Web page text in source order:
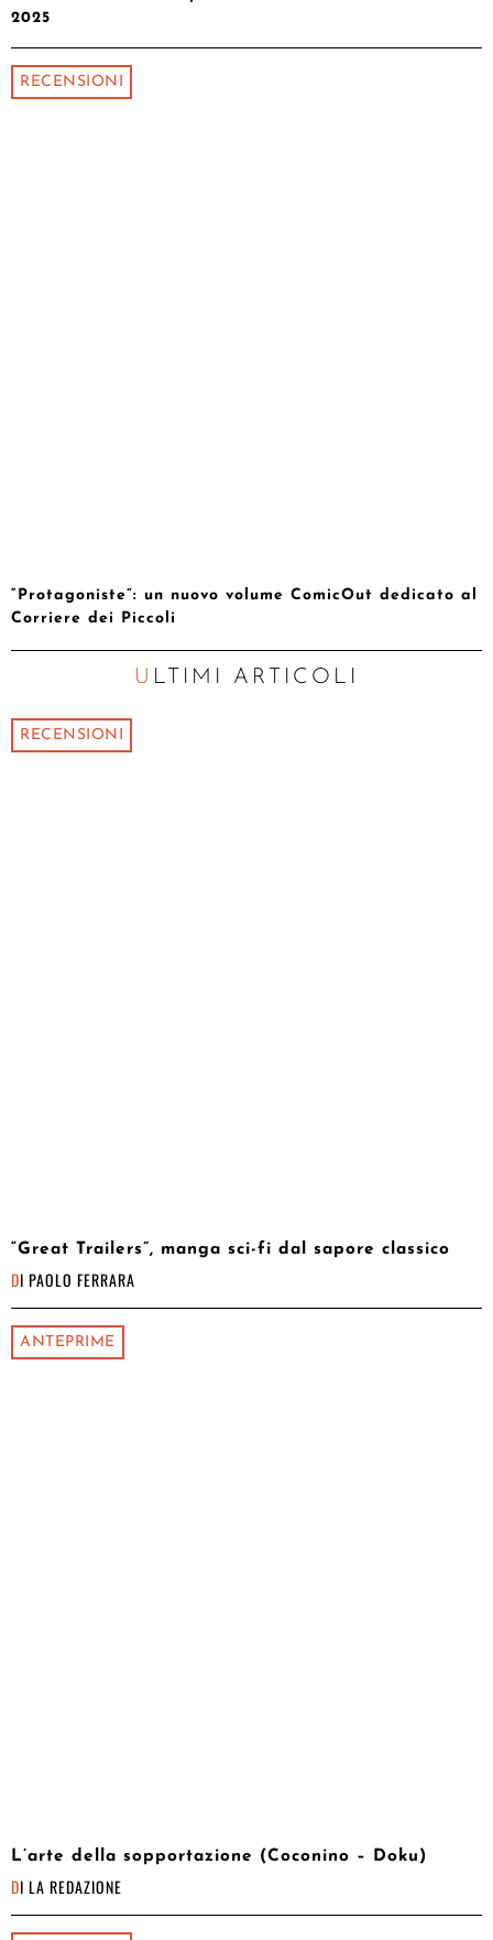
2025
RECENSIONI
“Protagoniste”: un nuovo volume ComicOut dedicato al
Corriere dei Piccoli
ULTIMI ARTICOLI
RECENSIONI
“Great Trailers”, manga sci-fi dal sapore classico
DI PAOLO FERRARA
ANTEPRIME
L’arte della sopportazione (Coconino – Doku)
DI LA REDAZIONE